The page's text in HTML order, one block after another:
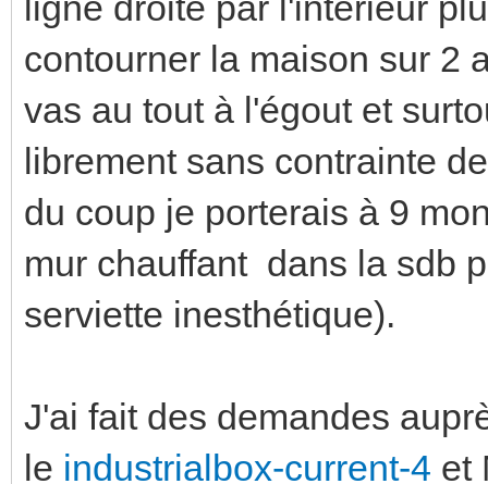
contourner la maison sur 2
vas au tout à l'égout et
librement sans contrainte
du coup je porterais à 9
mur chauffant dans la sdb
serviette inesthétique).
J'ai fait des demandes
le industrialbox-current-4 et